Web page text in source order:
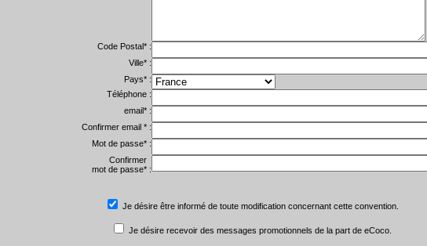
Code Postal* :
Ville* :
Pays* :
Téléphone :
email* :
Confirmer email * :
Mot de passe* :
Confirmer
mot de passe* :
Je désire être informé de toute modification concernant cette convention.
Je désire recevoir des messages promotionnels de la part de eCoco.